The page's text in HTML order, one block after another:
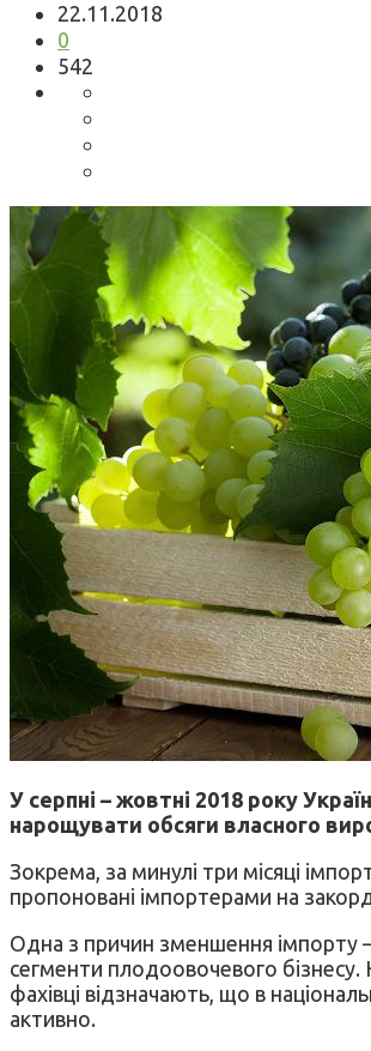
22.11.2018
0
542
У серпні – жовтні 2018 року
нарощувати обсяги власного
Зокрема, за минулі три місяці
пропоновані імпортерами на
Одна з причин зменшення імпорту –
сегменти плодоовочевого
фахівці відзначають, що в
активно.